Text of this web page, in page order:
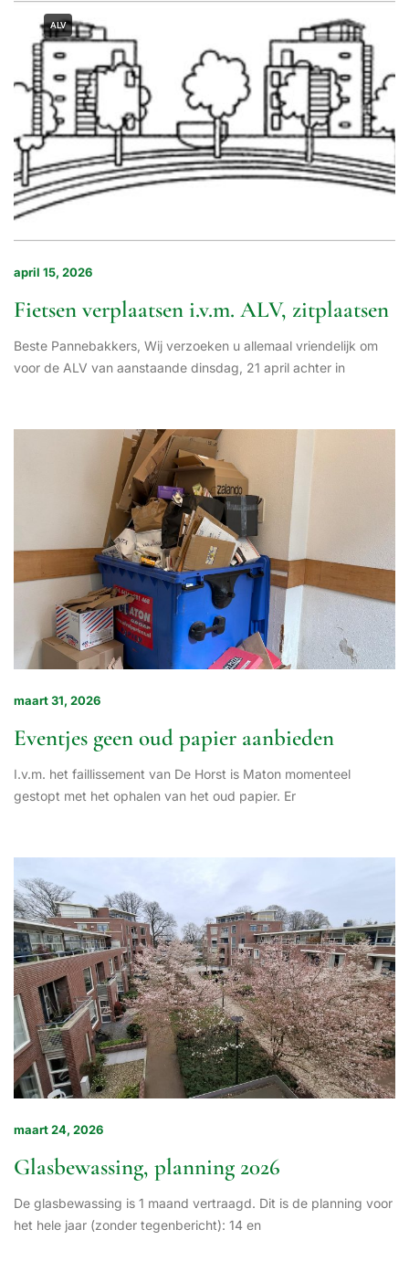
ALV
april 15, 2026
Fietsen verplaatsen i.v.m. ALV, zitplaatsen
Beste Pannebakkers, Wij verzoeken u allemaal vriendelijk om
voor de ALV van aanstaande dinsdag, 21 april achter in
maart 31, 2026
Eventjes geen oud papier aanbieden
I.v.m. het faillissement van De Horst is Maton momenteel
gestopt met het ophalen van het oud papier. Er
maart 24, 2026
Glasbewassing, planning 2026
De glasbewassing is 1 maand vertraagd. Dit is de planning voor
het hele jaar (zonder tegenbericht): 14 en